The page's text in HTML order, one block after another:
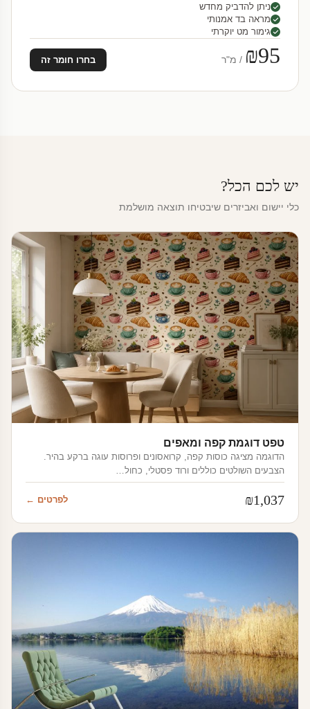
ניתן להדביק מחדש
מראה בד אמנותי
גימור מט יוקרתי
₪95 / מ"ר בחרו חומר זה
יש לכם הכל?
כלי יישום ואביזרים שיבטיחו תוצאה מושלמת
טפט דוגמת קפה ומאפים
הדוגמה מציגה כוסות קפה, קרואסונים ופרוסות עוגה ברקע בהיר.
הצבעים השולטים כוללים ורוד פסטלי, כחול…
₪1,037 לפרטים ←